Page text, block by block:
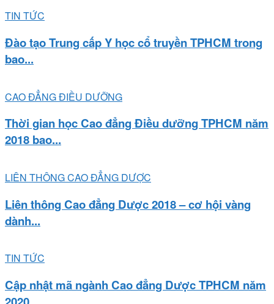
TIN TỨC
Đào tạo Trung cấp Y học cổ truyền TPHCM trong
bao...
CAO ĐẲNG ĐIỀU DƯỠNG
Thời gian học Cao đẳng Điều dưỡng TPHCM năm
2018 bao...
LIÊN THÔNG CAO ĐẲNG DƯỢC
Liên thông Cao đẳng Dược 2018 – cơ hội vàng
dành...
TIN TỨC
Cập nhật mã ngành Cao đẳng Dược TPHCM năm